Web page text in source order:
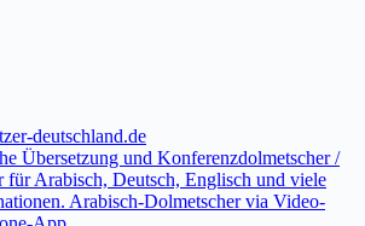
deutschland.de
Übersetzung und Konferenzdolmetscher /
für Arabisch, Deutsch, Englisch und viele
Arabisch-Dolmetscher via Video-